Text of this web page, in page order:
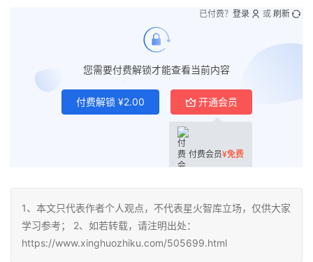
您需要付费解锁才能查看当前内容
付费解锁 ¥2.00 开通会员
付费会员¥免费
已付费？ 登录 或 刷新
1、本文只代表作者个人观点，不代表星火智库立场，仅供大家
学习参考； 2、如若转载，请注明出处：
https://www.xinghuozhiku.com/505699.html